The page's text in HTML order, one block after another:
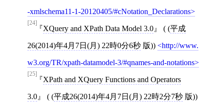
-xmlschema11-1-20120405/#cNotation_Declarations
[24]
XQuery and XPath Data Model 3.0 ( (平成
26(2014)年4月7日(月) 22時0分6秒 版)) http://www.
w3.org/TR/xpath-datamodel-3/#qnames-and-notations
[25]
XPath and XQuery Functions and Operators
3.0 ( (平成26(2014)年4月7日(月) 22時2分7秒 版))